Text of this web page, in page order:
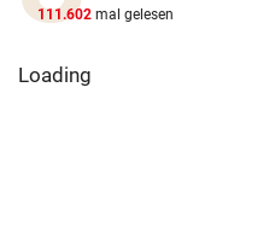
111.602 mal gelesen
Loading